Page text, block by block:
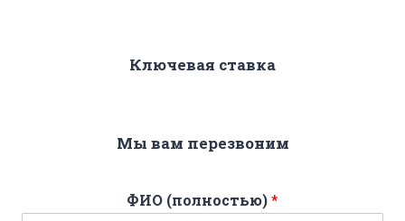
Ключевая ставка
Мы вам перезвоним
ФИО (полностью)*